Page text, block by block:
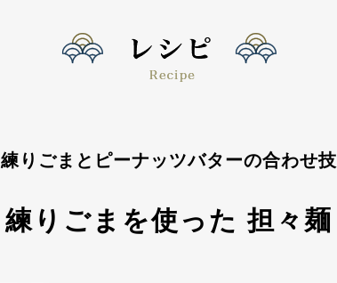
練りごまとピーナッツバターの合わせ技
練りごまを使った 担々麺